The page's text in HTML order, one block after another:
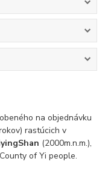
na objednávku
rastúcich v
(2000m.n.m.),
of Yi people.